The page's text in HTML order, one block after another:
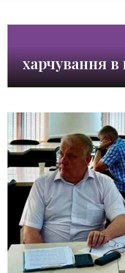
харчування в